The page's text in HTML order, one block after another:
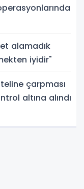
alamadık
iyidir"
çarpması
altına alındı